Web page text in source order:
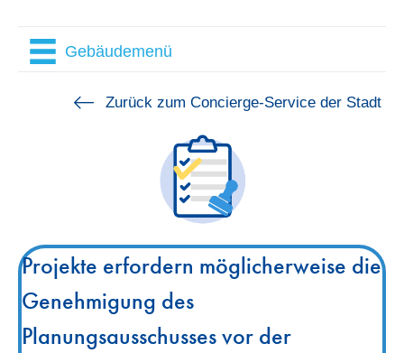
Gebäudemenü
Zurück zum Concierge-Service der Stadt
Projekte erfordern möglicherweise die
Genehmigung des
Planungsausschusses vor der